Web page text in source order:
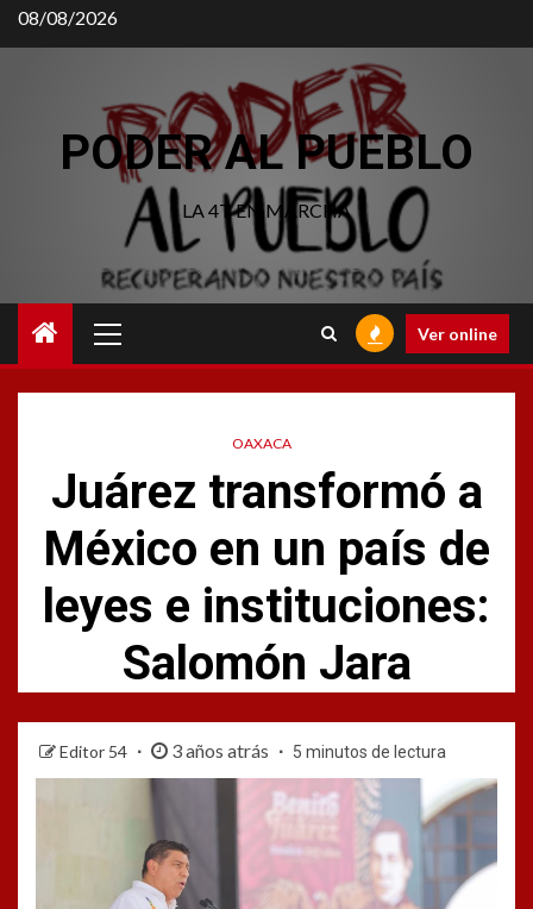
Saltar
al
08/08/2026
PODER AL PUEBLO
LA 4T EN MARCHA
principal
Ver online
OAXACA
Juárez transformó a
México en un país de
leyes e instituciones:
Salomón Jara
Editor 54 3 años atrás 5 minutos de lectura